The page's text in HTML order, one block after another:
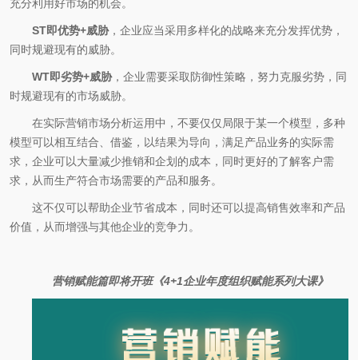
充分利用好市场的机会。
ST即优势+威胁，企业应当采用多样化的战略来充分发挥优势，
同时规避现有的威胁。
WT即劣势+威胁，企业需要采取防御性策略，努力克服劣势，同
时规避现有的市场威胁。
在实际营销市场分析运用中，不要仅仅局限于某一个模型，多种
模型可以相互结合、借鉴，以结果为导向，满足产品业务的实际需
求，企业可以大量减少推销和企划的成本，同时更好的了解客户需
求，从而生产符合市场需要的产品和服务。
这不仅可以帮助企业节省成本，同时还可以提高销售效率和产品
价值，从而增强与其他企业的竞争力。
营销赋能篇即将开班《4+1企业年度组织赋能系列大课》